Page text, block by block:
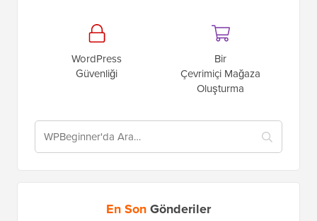
WordPress
Güvenliği
Bir
Çevrimiçi Mağaza
Oluşturma
En SonGönderiler